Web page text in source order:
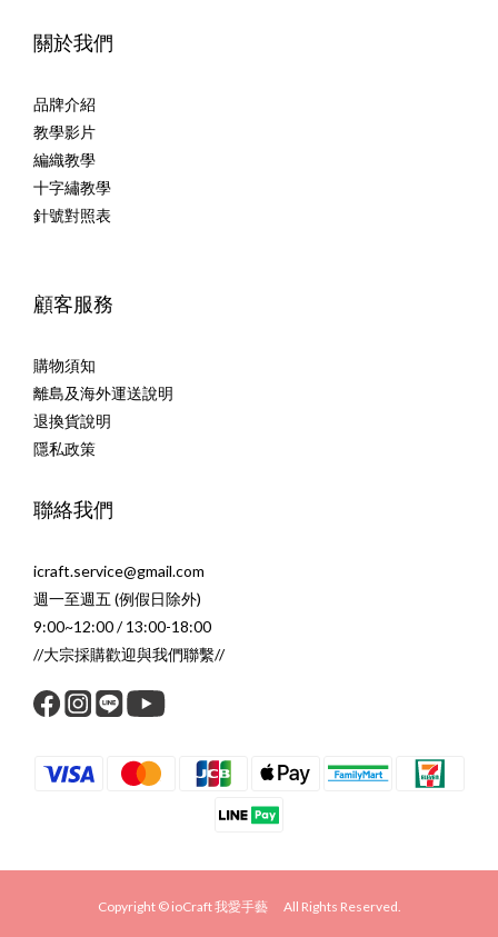
關於我們
品牌介紹
教學影片
編織教學
十字繡教學
針號對照表
顧客服務
購物須知
離島及海外運送說明
退換貨說明
隱私政策
聯絡我們
icraft.service@gmail.com
週一至週五 (例假日除外)
9:00~12:00 / 13:00-18:00
//大宗採購歡迎與我們聯繫//
Copyright © ioCraft 我愛手藝 All Rights Reserved.